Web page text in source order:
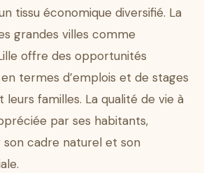
tissu économique diversifié. La
grandes villes comme
offre des opportunités
termes d’emplois et de stages
leurs familles. La qualité de vie à
par ses habitants,
cadre naturel et son